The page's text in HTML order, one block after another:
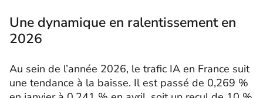
Une dynamique en ralentissement en
2026
Au sein de l’année 2026, le trafic IA en France suit
une tendance à la baisse. Il est passé de 0,269 %